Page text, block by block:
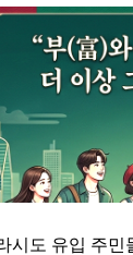
시도 유입 주